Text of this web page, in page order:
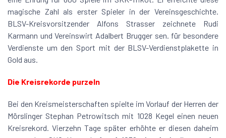
magische Zahl als erster Spieler in der Vereinsgeschichte.
BLSV-Kreisvorsitzender Alfons Strasser zeichnete Rudi
Karmann und Vereinswirt Adalbert Brugger sen. für besondere
Verdienste um den Sport mit der BLSV-Verdienstplakette in
Gold aus.
Die Kreisrekorde purzeln
Bei den Kreismeisterschaften spielte im Vorlauf der Herren der
Mörslinger Stephan Petrowitsch mit 1028 Kegel einen neuen
Kreisrekord. Vierzehn Tage später erhöhte er diesen daheim